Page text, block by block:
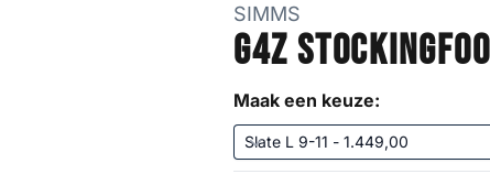
SIMMS
G4Z
Maak een keuze: